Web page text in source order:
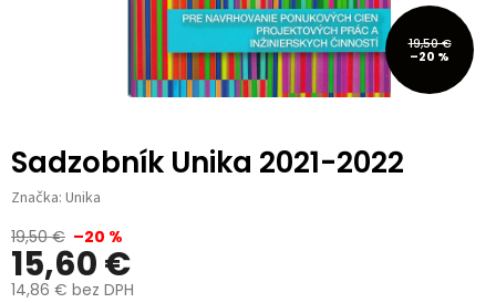
19,50 €
–20 %
Sadzobník Unika 2021-2022
Značka: Unika
19,50 € –20 %
15,60 €
14,86 € bez DPH